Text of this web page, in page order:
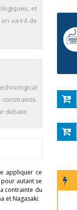
et
va-t-il de
debate.
appliquer ce
autant se
contrainte du
et Nagasaki.